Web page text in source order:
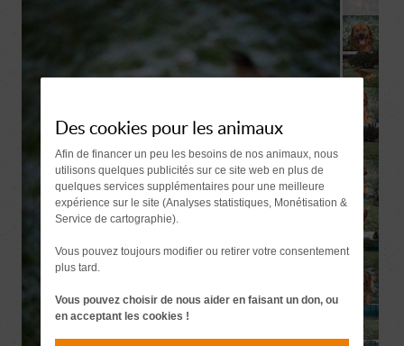
Des cookies pour les animaux
Afin de financer un peu les besoins de nos animaux, nous
utilisons quelques publicités sur ce site web en plus de
quelques services supplémentaires pour une meilleure
expérience sur le site (Analyses statistiques, Monétisation &
Service de cartographie).
Vous pouvez toujours modifier ou retirer votre consentement
plus tard.
Vous pouvez choisir de nous aider en faisant un don, ou
en acceptant les cookies !